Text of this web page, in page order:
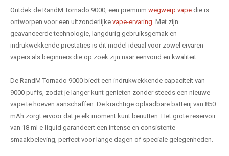
Ontdek de RandM Tornado 9000, een premium wegwerp vape die is
ontworpen voor een uitzonderlijke vape-ervaring . Met zijn
geavanceerde technologie, langdurig gebruiksgemak en
indrukwekkende prestaties is dit model ideaal voor zowel ervaren
vapers als beginners die op zoek zijn naar eenvoud en kwaliteit.
De RandM Tornado 9000 biedt een indrukwekkende capaciteit van
9000 puffs, zodat je langer kunt genieten zonder steeds een nieuwe
vape te hoeven aanschaffen. De krachtige oplaadbare batterij van 850
mAh zorgt ervoor dat je elk moment kunt benutten. Het grote reservoir
van 18 ml e-liquid garandeert een intense en consistente
smaakbeleving, perfect voor lange dagen of speciale gelegenheden.